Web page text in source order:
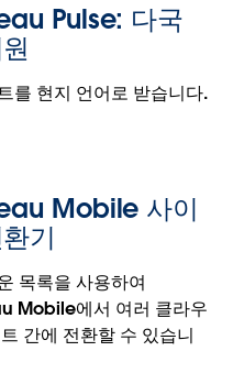
른 사람에게 추출 새로
, 사용자는 통합 문서 내
선택할 수 있습니다. 데
가 이를 새로 고칠 수 있
이블 비주얼리제이션
추가할 수 있습니다. 이
이터는 열을 직접 재구
집할 수 있습니다. 추가
하면 이 비주얼리제이션
히 그리드의 채우기, 라
로 사용자 지정할 수 있
Pulse: 다국
를 현지 언어로 받습니다.
지원
어로 인사이트를 확인하
Mobile 사이
기
목록을 사용하여
Mobile에서 여러 클라우
간에 전환할 수 있습니